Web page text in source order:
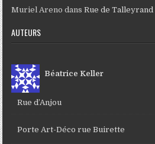
Muriel Areno dansRue de Talleyrand
AUTEURS
Béatrice Keller
Rue d’Anjou
Porte Art-Déco rue Buirette